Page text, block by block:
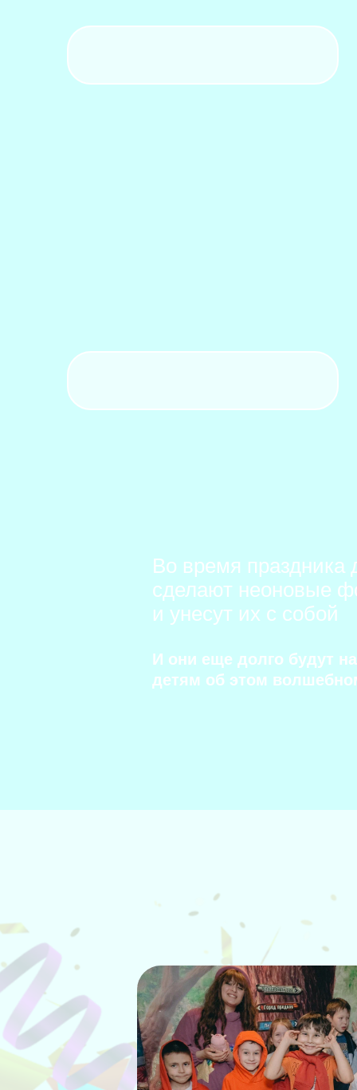
Во время праздника
сделают неоновые
и унесут их с собой
И они еще долго будут
детям об этом